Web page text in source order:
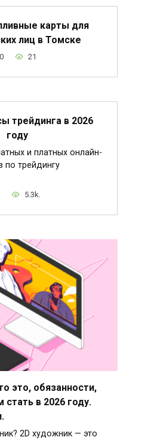
карты для
лиц в Томске
0 21
трейдинга в 2026
году
и платных онлайн-
по трейдингу
5.3k.
это, обязанности,
стать в 2026 году.
2D художник — это